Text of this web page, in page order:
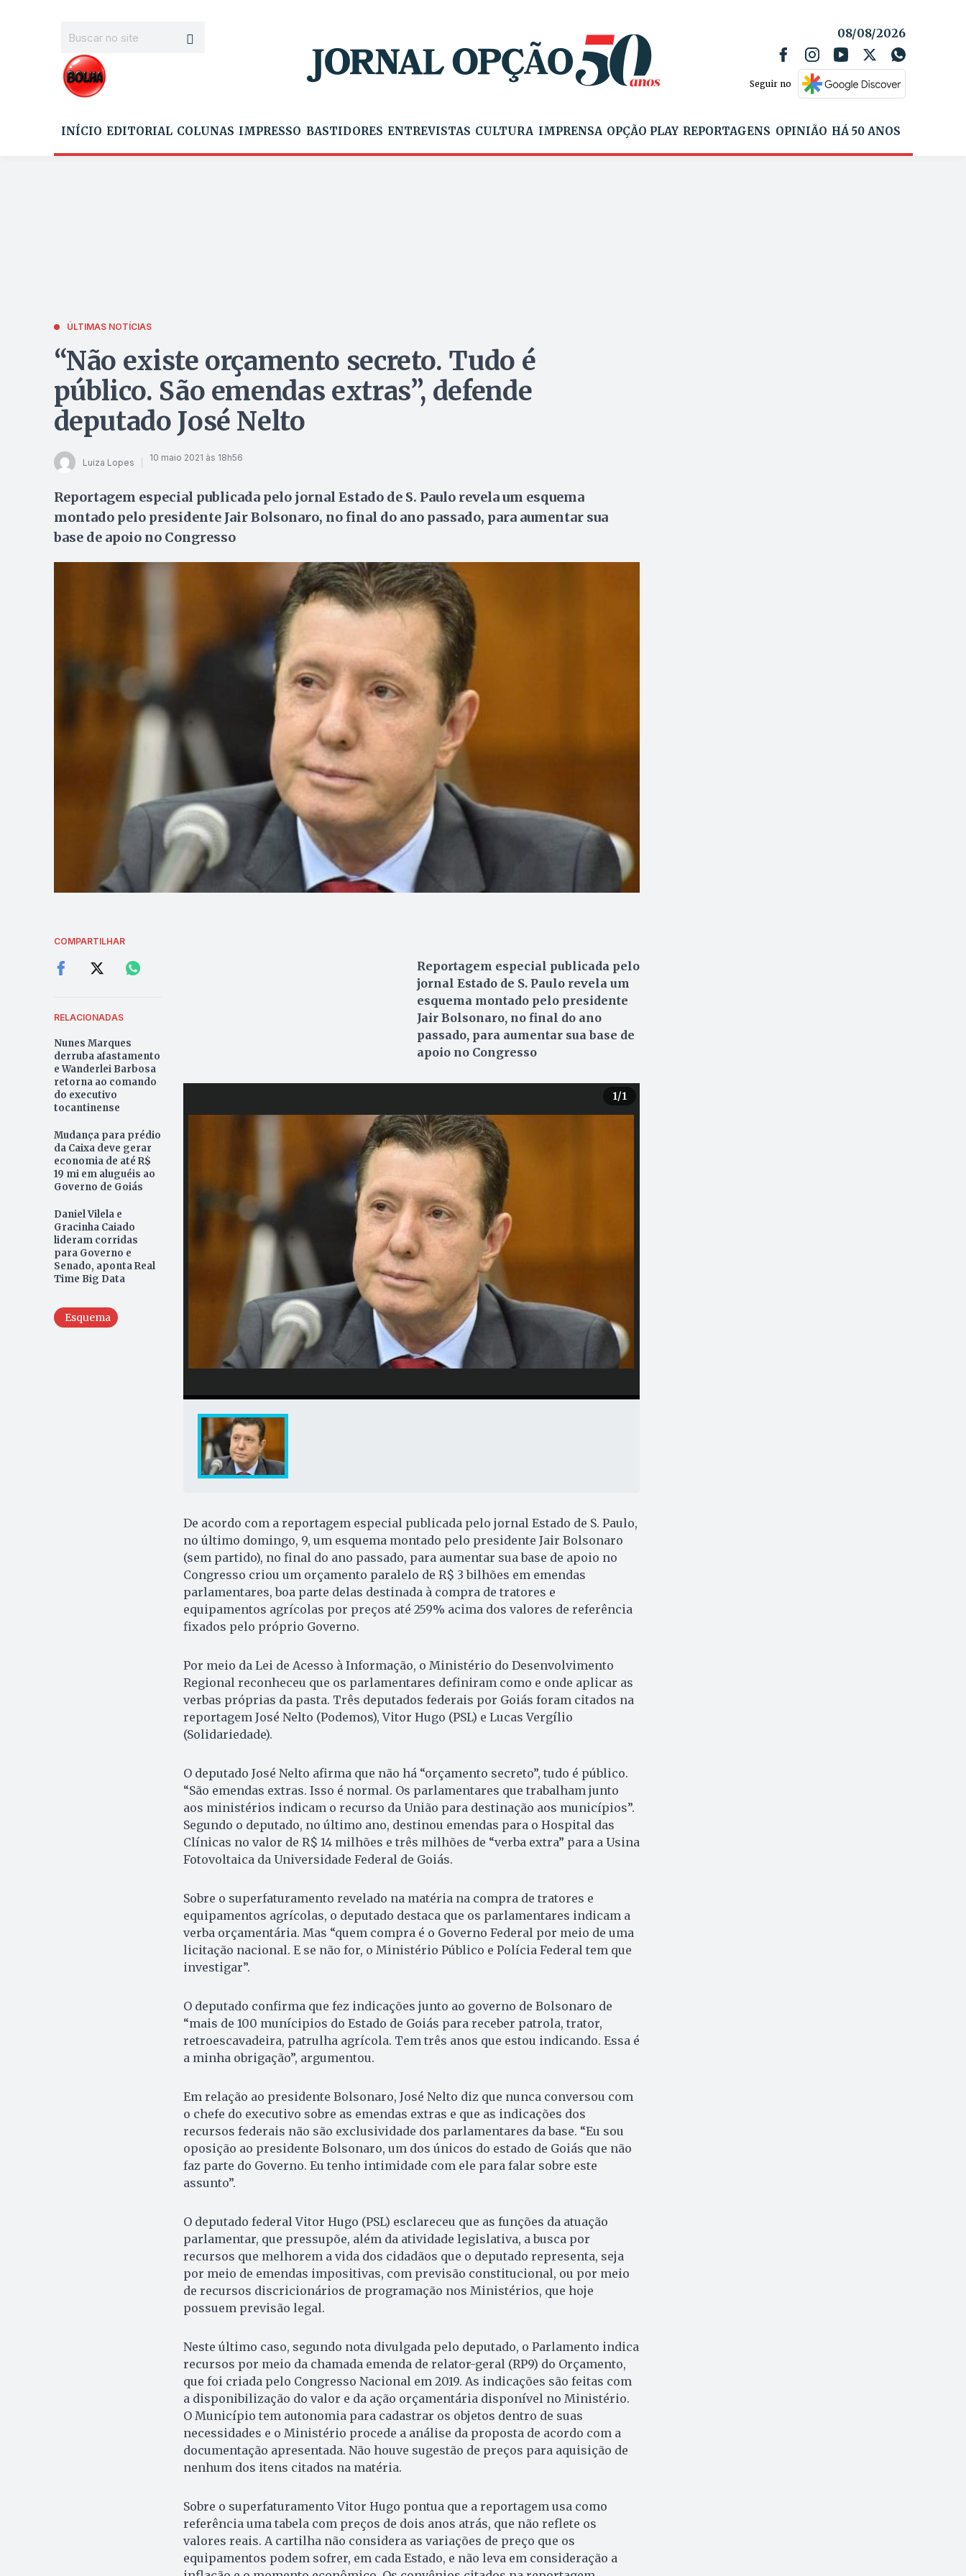
08/08/2026
Seguir no
INÍCIO EDITORIAL COLUNAS IMPRESSO BASTIDORES ENTREVISTAS CULTURA IMPRENSA OPÇÃO PLAY REPORTAGENS OPINIÃO HÁ 50 ANOS
ÚLTIMAS NOTÍCIAS
“Não existe orçamento secreto. Tudo é
público. São emendas extras”, defende
deputado José Nelto
Luiza Lopes 10 maio 2021 às 18h56
Reportagem especial publicada pelo jornal Estado de S. Paulo revela um esquema
montado pelo presidente Jair Bolsonaro, no final do ano passado, para aumentar sua
base de apoio no Congresso
COMPARTILHAR
RELACIONADAS
Nunes Marques
derruba afastamento
e Wanderlei Barbosa
retorna ao comando
do executivo
tocantinense
Mudança para prédio
da Caixa deve gerar
economia de até R$
19 mi em aluguéis ao
Governo de Goiás
Daniel Vilela e
Gracinha Caiado
lideram corridas
para Governo e
Senado, aponta Real
Time Big Data
Esquema
Reportagem especial publicada pelo
jornal Estado de S. Paulo revela um
esquema montado pelo presidente
Jair Bolsonaro, no final do ano
passado, para aumentar sua base de
apoio no Congresso
1/1
De acordo com a reportagem especial publicada pelo jornal Estado de S. Paulo,
no último domingo, 9, um esquema montado pelo presidente Jair Bolsonaro
(sem partido), no final do ano passado, para aumentar sua base de apoio no
Congresso criou um orçamento paralelo de R$ 3 bilhões em emendas
parlamentares, boa parte delas destinada à compra de tratores e
equipamentos agrícolas por preços até 259% acima dos valores de referência
fixados pelo próprio Governo.
Por meio da Lei de Acesso à Informação, o Ministério do Desenvolvimento
Regional reconheceu que os parlamentares definiram como e onde aplicar as
verbas próprias da pasta. Três deputados federais por Goiás foram citados na
reportagem José Nelto (Podemos), Vitor Hugo (PSL) e Lucas Vergílio
(Solidariedade).
O deputado José Nelto afirma que não há “orçamento secreto”, tudo é público.
“São emendas extras. Isso é normal. Os parlamentares que trabalham junto
aos ministérios indicam o recurso da União para destinação aos municípios”.
Segundo o deputado, no último ano, destinou emendas para o Hospital das
Clínicas no valor de R$ 14 milhões e três milhões de “verba extra” para a Usina
Fotovoltaica da Universidade Federal de Goiás.
Sobre o superfaturamento revelado na matéria na compra de tratores e
equipamentos agrícolas, o deputado destaca que os parlamentares indicam a
verba orçamentária. Mas “quem compra é o Governo Federal por meio de uma
licitação nacional. E se não for, o Ministério Público e Polícia Federal tem que
investigar”.
O deputado confirma que fez indicações junto ao governo de Bolsonaro de
“mais de 100 munícipios do Estado de Goiás para receber patrola, trator,
retroescavadeira, patrulha agrícola. Tem três anos que estou indicando. Essa é
a minha obrigação”, argumentou.
Em relação ao presidente Bolsonaro, José Nelto diz que nunca conversou com
o chefe do executivo sobre as emendas extras e que as indicações dos
recursos federais não são exclusividade dos parlamentares da base. “Eu sou
oposição ao presidente Bolsonaro, um dos únicos do estado de Goiás que não
faz parte do Governo. Eu tenho intimidade com ele para falar sobre este
assunto”.
O deputado federal Vitor Hugo (PSL) esclareceu que as funções da atuação
parlamentar, que pressupõe, além da atividade legislativa, a busca por
recursos que melhorem a vida dos cidadãos que o deputado representa, seja
por meio de emendas impositivas, com previsão constitucional, ou por meio
de recursos discricionários de programação nos Ministérios, que hoje
possuem previsão legal.
Neste último caso, segundo nota divulgada pelo deputado, o Parlamento indica
recursos por meio da chamada emenda de relator-geral (RP9) do Orçamento,
que foi criada pelo Congresso Nacional em 2019. As indicações são feitas com
a disponibilização do valor e da ação orçamentária disponível no Ministério.
O Município tem autonomia para cadastrar os objetos dentro de suas
necessidades e o Ministério procede a análise da proposta de acordo com a
documentação apresentada. Não houve sugestão de preços para aquisição de
nenhum dos itens citados na matéria.
Sobre o superfaturamento Vitor Hugo pontua que a reportagem usa como
referência uma tabela com preços de dois anos atrás, que não reflete os
valores reais. A cartilha não considera as variações de preço que os
equipamentos podem sofrer, em cada Estado, e não leva em consideração a